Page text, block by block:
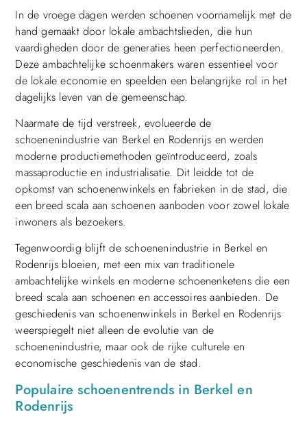
In de vroege dagen werden schoenen voornamelijk met de
hand gemaakt door lokale ambachtslieden, die hun
vaardigheden door de generaties heen perfectioneerden.
Deze ambachtelijke schoenmakers waren essentieel voor
de lokale economie en speelden een belangrijke rol in het
dagelijks leven van de gemeenschap.
Naarmate de tijd verstreek, evolueerde de
schoenenindustrie van Berkel en Rodenrijs en werden
moderne productiemethoden geïntroduceerd, zoals
massaproductie en industrialisatie. Dit leidde tot de
opkomst van schoenenwinkels en fabrieken in de stad, die
een breed scala aan schoenen aanboden voor zowel lokale
inwoners als bezoekers.
Tegenwoordig blijft de schoenenindustrie in Berkel en
Rodenrijs bloeien, met een mix van traditionele
ambachtelijke winkels en moderne schoenenketens die een
breed scala aan schoenen en accessoires aanbieden. De
geschiedenis van schoenenwinkels in Berkel en Rodenrijs
weerspiegelt niet alleen de evolutie van de
schoenenindustrie, maar ook de rijke culturele en
economische geschiedenis van de stad.
Populaire schoenentrends in Berkel en
Rodenrijs